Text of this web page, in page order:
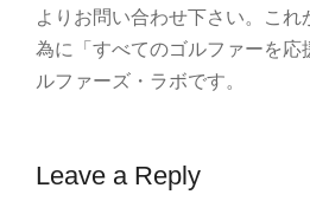
よりお問い合わせ下さい。こ
為に「すべてのゴルファーを
ルファーズ・ラボです。
Leave a Reply